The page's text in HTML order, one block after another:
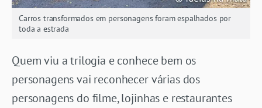
Carros transformados em personagens foram espalhados por
toda a estrada
Quem viu a trilogia e conhece bem os
personagens vai reconhecer várias dos
personagens do filme, lojinhas e restaurantes